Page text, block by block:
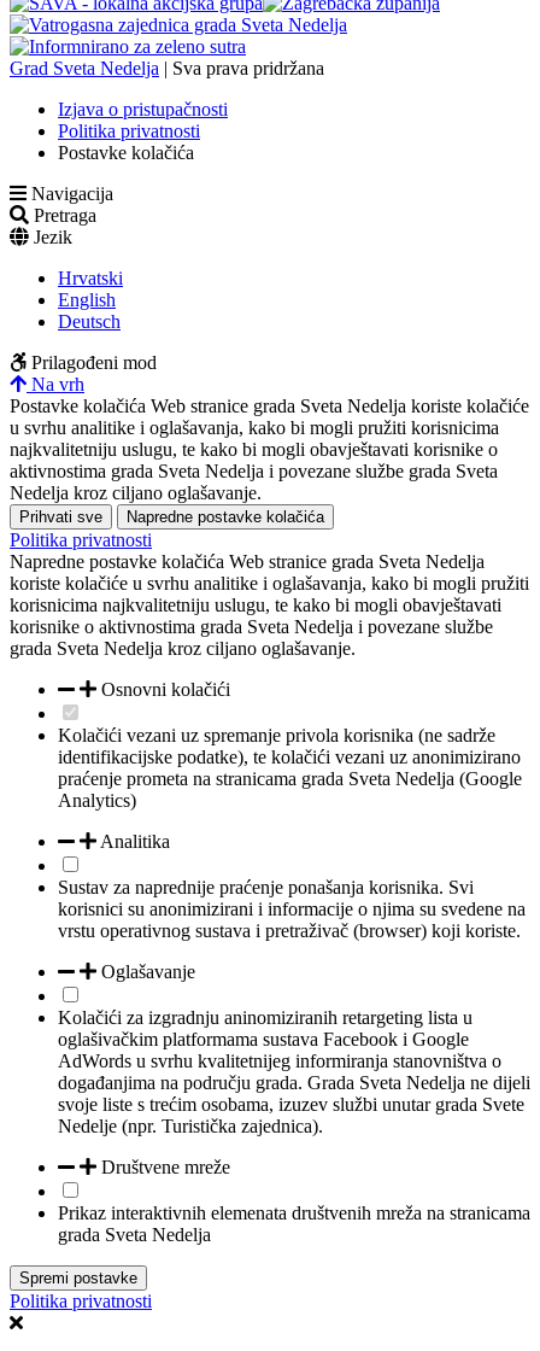
Grad Sveta Nedelja | Sva prava pridržana
Izjava o pristupačnosti
Politika privatnosti
Postavke kolačića
Navigacija
Pretraga
Jezik
Hrvatski
English
Deutsch
Prilagođeni mod
Na vrh
Postavke kolačića Web stranice grada Sveta Nedelja koriste kolačiće
u svrhu analitike i oglašavanja, kako bi mogli pružiti korisnicima
najkvalitetniju uslugu, te kako bi mogli obavještavati korisnike o
aktivnostima grada Sveta Nedelja i povezane službe grada Sveta
Nedelja kroz ciljano oglašavanje.
Prihvati sve Napredne postavke kolačića
Politika privatnosti
Napredne postavke kolačića Web stranice grada Sveta Nedelja
koriste kolačiće u svrhu analitike i oglašavanja, kako bi mogli pružiti
korisnicima najkvalitetniju uslugu, te kako bi mogli obavještavati
korisnike o aktivnostima grada Sveta Nedelja i povezane službe
grada Sveta Nedelja kroz ciljano oglašavanje.
Osnovni kolačići
Kolačići vezani uz spremanje privola korisnika (ne sadrže
identifikacijske podatke), te kolačići vezani uz anonimizirano
praćenje prometa na stranicama grada Sveta Nedelja (Google
Analytics)
Analitika
Sustav za naprednije praćenje ponašanja korisnika. Svi
korisnici su anonimizirani i informacije o njima su svedene na
vrstu operativnog sustava i pretraživač (browser) koji koriste.
Oglašavanje
Kolačići za izgradnju aninomiziranih retargeting lista u
oglašivačkim platformama sustava Facebook i Google
AdWords u svrhu kvalitetnijeg informiranja stanovništva o
događanjima na području grada. Grada Sveta Nedelja ne dijeli
svoje liste s trećim osobama, izuzev službi unutar grada Svete
Nedelje (npr. Turistička zajednica).
Društvene mreže
Prikaz interaktivnih elemenata društvenih mreža na stranicama
grada Sveta Nedelja
Spremi postavke
Politika privatnosti